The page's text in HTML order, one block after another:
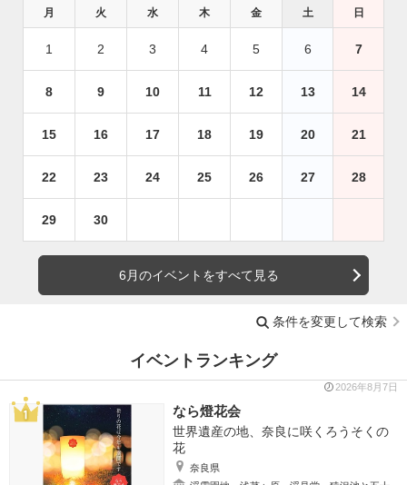
月 火 水 木 金 土 日
1 2 3 4 5 6 7
8 9 10 11 12 13 14
15 16 17 18 19 20 21
22 23 24 25 26 27 28
29 30
6月のイベントをすべて見る
条件を変更して検索
イベントランキング
2026年8月7日
なら燈花会
世界遺産の地、奈良に咲くろうそくの
花
奈良県